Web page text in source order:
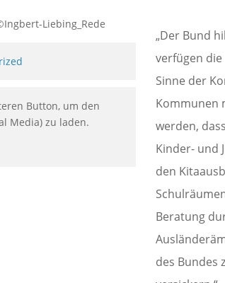
Button, um den
Media) zu laden.
„Der Bund
verfügen
Sinne der
Kommunen
werden,
Kinder- und
den
Beratung
des Bundes